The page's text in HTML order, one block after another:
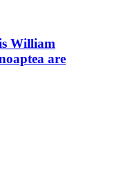
William
are